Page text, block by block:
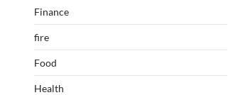
Finance
fire
Food
Health